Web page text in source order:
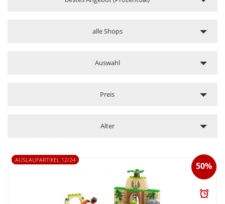
alle Shops
Auswahl
Preis
Alter
50%
AUSLAUFARTIKEL 12/24